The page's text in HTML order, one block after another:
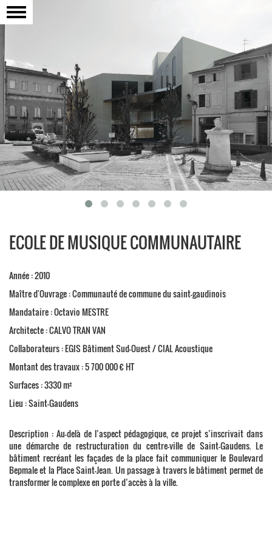
Basculer
la
ECOLE DE MUSIQUE COMMUNAUTAIRE
Année : 2010
Maître d'Ouvrage : Communauté de commune du saint-gaudinois
Mandataire : Octavio MESTRE
Architecte : CALVO TRAN VAN
Collaborateurs : EGIS Bâtiment Sud-Ouest / CIAL Acoustique
Montant des travaux : 5 700 000 € HT
Surfaces : 3330 m²
Lieu : Saint-Gaudens
Description : Au-delà de l’aspect pédagogique, ce projet s’inscrivait dans
une démarche de restructuration du centre-ville de Saint-Gaudens. Le
bâtiment recréant les façades de la place fait communiquer le Boulevard
Bepmale et la Place Saint-Jean. Un passage à travers le bâtiment permet de
transformer le complexe en porte d’accès à la ville.